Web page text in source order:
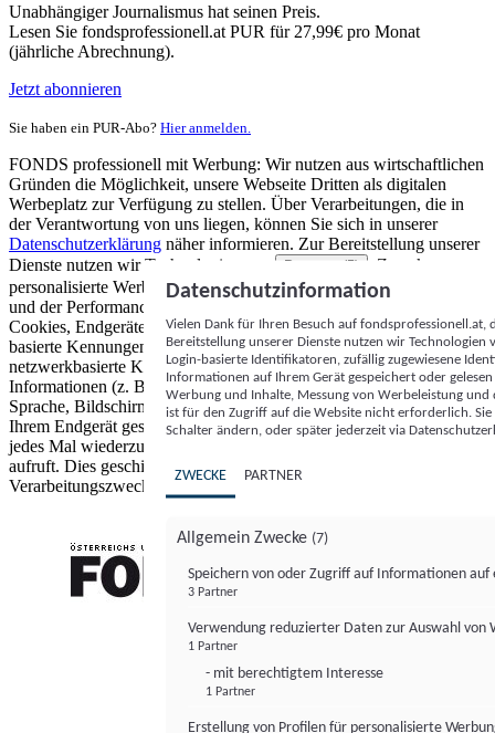
Unabhängiger Journalismus hat seinen Preis.
Lesen Sie fondsprofessionell.at PUR für 27,99€ pro Monat
(jährliche Abrechnung).
Jetzt abonnieren
Sie haben ein PUR-Abo? Hier anmelden.
FONDS professionell mit Werbung: Wir nutzen aus wirtschaftlichen
Gründen die Möglichkeit, unsere Webseite Dritten als digitalen
Werbeplatz zur Verfügung zu stellen. Über Verarbeitungen, die in
der Verantwortung von uns liegen, können Sie sich in unserer
Datenschutzerklärung näher informieren. Zur Bereitstellung unserer
Dienste nutzen wir Technologien von
Partnern (5)
. Zwecke:
personalisierte Werbung und Inhalte, Messung von Werbeleistung
und der Performance von Inhalten sowie Zielgruppenforschung.
Cookies, Endgeräte- oder ähnliche Online-Kennungen (z. B. login-
basierte Kennungen, zufällig generierte Kennungen,
netzwerkbasierte Kennungen) können zusammen mit anderen
Informationen (z. B. Browsertyp und Browserinformationen,
Sprache, Bildschirmgröße, unterstützte Technologien usw.) auf
Ihrem Endgerät gespeichert oder von dort ausgelesen werden, um es
jedes Mal wiederzuerkennen, wenn es eine App oder einer Webseite
aufruft. Dies geschieht für einen oder mehrere der hier aufgeführten
Verarbeitungszwecke.
Datenschutzinformation
Vielen Dank für Ihren Besuch auf
Bereitstellung unserer Dienste nutzen wir Technologien
Login-basierte Identifikatoren, zufällig zugewiesene
Informationen auf Ihrem Gerät gespeichert oder
Werbung und Inhalte, Messung von Werbeleistung
ist für den Zugriff auf die Website nicht erforderlich.
Schalter ändern, oder später jederzeit via
ZWECKE PARTNER
Allgemein Zwecke (7)
Speichern von oder Zugriff auf Informationen auf
3 Partner
Verwendung reduzierter Daten zur Auswahl von
1 Partner
- mit berechtigtem Interesse
1 Partner
Erstellung von Profilen für personalisierte
FONDS professionell